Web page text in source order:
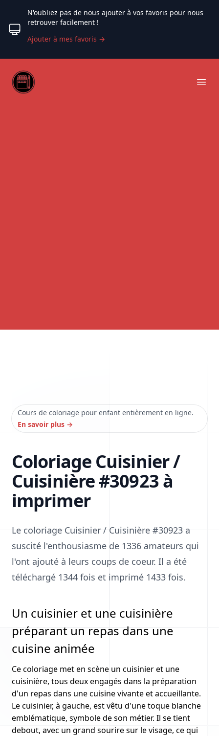
N'oubliez pas de nous ajouter à vos favoris pour nous
retrouver facilement !
Ajouter à mes favoris →
Web coloriage
Cours de coloriage pour enfant entièrement en ligne.
En savoir plus →
Coloriage Cuisinier /
Cuisinière #30923 à
imprimer
Le coloriage Cuisinier / Cuisinière #30923 a
suscité l'enthousiasme de 1336 amateurs qui
l'ont ajouté à leurs coups de coeur. Il a été
téléchargé 1344 fois et imprimé 1433 fois.
Un cuisinier et une cuisinière
préparant un repas dans une
cuisine animée
Ce coloriage met en scène un cuisinier et une
cuisinière, tous deux engagés dans la préparation
d'un repas dans une cuisine vivante et accueillante.
Le cuisinier, à gauche, est vêtu d'une toque blanche
emblématique, symbole de son métier. Il se tient
debout, avec un grand sourire sur le visage, ce qui